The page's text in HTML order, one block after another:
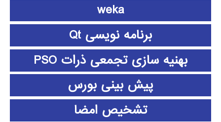
weka
برنامه نویسی Qt
بهنیه سازی تجمعی ذرات PSO
پیش بینی بورس
تشخیص امضا